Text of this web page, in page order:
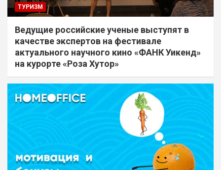
ТУРИЗМ
Ведущие российские ученые выступят в
качестве экспертов на фестивале
актуального научного кино «ФАНК Уикенд»
на курорте «Роза Хутор»